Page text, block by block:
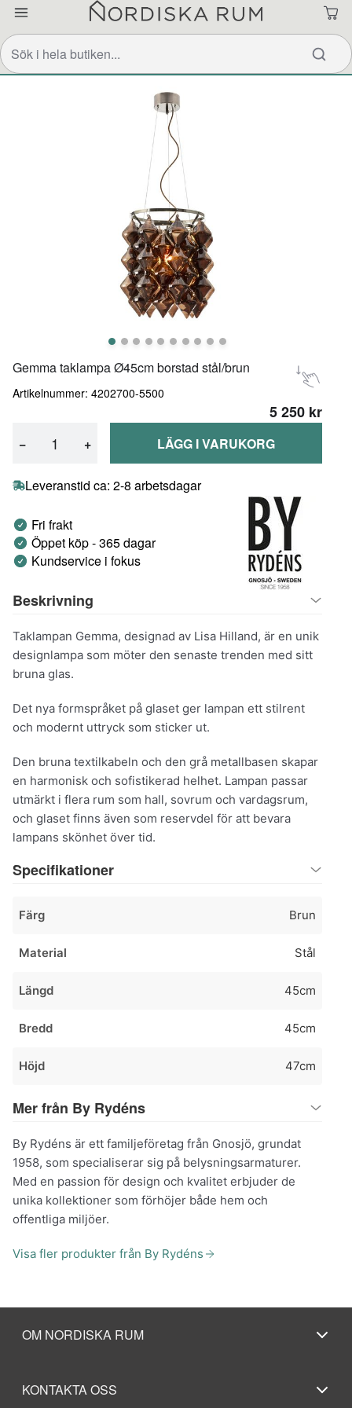
Gemma taklampa Ø45cm borstad stål/brun
Artikelnummer: 4202700-5500
5 250 kr
− + LÄGG I VARUKORG
Leveranstid ca: 2-8 arbetsdagar
Fri frakt
Öppet köp - 365 dagar
Kundservice i fokus
Beskrivning
Taklampan Gemma, designad av Lisa Hilland, är en unik
designlampa som möter den senaste trenden med sitt
bruna glas.
Det nya formspråket på glaset ger lampan ett stilrent
och modernt uttryck som sticker ut.
Den bruna textilkabeln och den grå metallbasen skapar
en harmonisk och sofistikerad helhet. Lampan passar
utmärkt i flera rum som hall, sovrum och vardagsrum,
och glaset finns även som reservdel för att bevara
lampans skönhet över tid.
Specifikationer
Färg Brun
Material Stål
Längd 45cm
Bredd 45cm
Höjd 47cm
Mer från By Rydéns
By Rydéns är ett familjeföretag från Gnosjö, grundat
1958, som specialiserar sig på belysningsarmaturer.
Med en passion för design och kvalitet erbjuder de
unika kollektioner som förhöjer både hem och
offentliga miljöer.
Visa fler produkter från By Rydéns
OM NORDISKA RUM
KONTAKTA OSS